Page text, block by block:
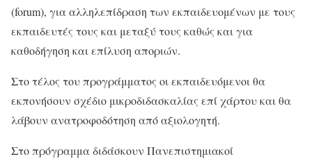
(forum), για αλληλεπίδραση των εκπαιδευομένων με τους
εκπαιδευτές τους και μεταξύ τους καθώς και για
καθοδήγηση και επίλυση αποριών.
Στο τέλος του προγράμματος οι εκπαιδευόμενοι θα
εκπονήσουν σχέδιο μικροδιδασκαλίας επί χάρτου και θα
λάβουν ανατροφοδότηση από αξιολογητή.
Στο πρόγραμμα διδάσκουν Πανεπιστημιακοί